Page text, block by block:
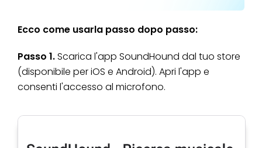
Ecco come usarla passo dopo passo:
Passo 1.Scarica l'app SoundHound dal tuo store
(disponibile per iOS e Android). Apri l'app e
consenti l'accesso al microfono.